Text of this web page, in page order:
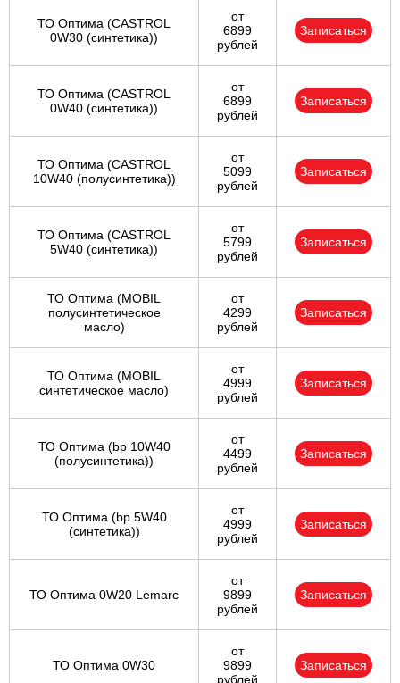
ТО Оптима (CASTROL
0W30 (синтетика))
от
6899
рублей
Записаться
ТО Оптима (CASTROL
0W40 (синтетика))
от
6899
рублей
Записаться
ТО Оптима (CASTROL
10W40 (полусинтетика))
от
5099
рублей
Записаться
ТО Оптима (CASTROL
5W40 (синтетика))
от
5799
рублей
Записаться
ТО Оптима (MOBIL
полусинтетическое
масло)
от
4299
рублей
Записаться
ТО Оптима (MOBIL
синтетическое масло)
от
4999
рублей
Записаться
ТО Оптима (bp 10W40
(полусинтетика))
от
4499
рублей
Записаться
ТО Оптима (bp 5W40
(синтетика))
от
4999
рублей
Записаться
ТО Оптима 0W20 Lemarc
от
9899
рублей
Записаться
ТО Оптима 0W30
от
9899
рублей
Записаться